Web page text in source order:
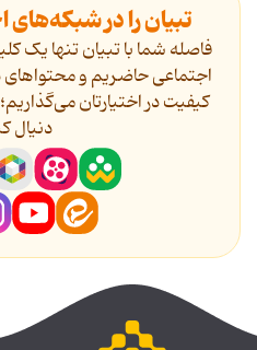
تبیان را در شبکه‌های
فاصله شما با تبیان تنها
اجتماعی حاضریم و محتواهای
کیفیت در اختیارتان
دنیال